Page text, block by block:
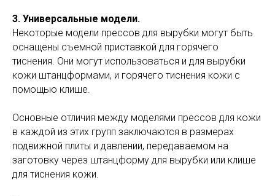
3. Универсальные модели.
Некоторые модели прессов для вырубки могут быть
оснащены съемной приставкой для горячего
тиснения. Они могут использоваться и для вырубки
кожи штанцформами, и горячего тиснения кожи с
помощью клише.
Основные отличия между моделями прессов для кожи
в каждой из этих групп заключаются в размерах
подвижной плиты и давлении, передаваемом на
заготовку через штанцформу для вырубки или клише
для тиснения кожи.